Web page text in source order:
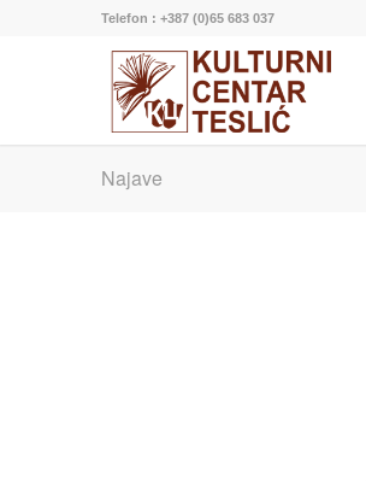
Telefon : +387 (0)65 683 037
Najave